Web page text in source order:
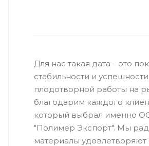
Для нас такая дата – это
стабильности и
плодотворной работы на
благодарим каждого
который выбрал именно
"Полимер Экспорт". Мы
материалы